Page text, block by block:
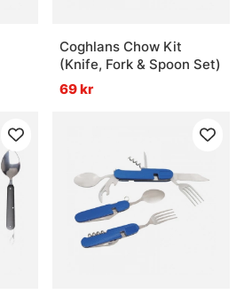
Coghlans Chow Kit
(Knife, Fork & Spoon Set)
69 kr